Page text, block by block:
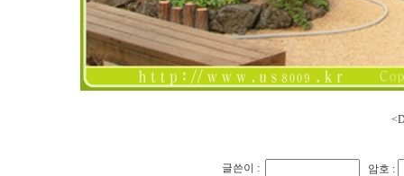
글쓴이 :
암호 :